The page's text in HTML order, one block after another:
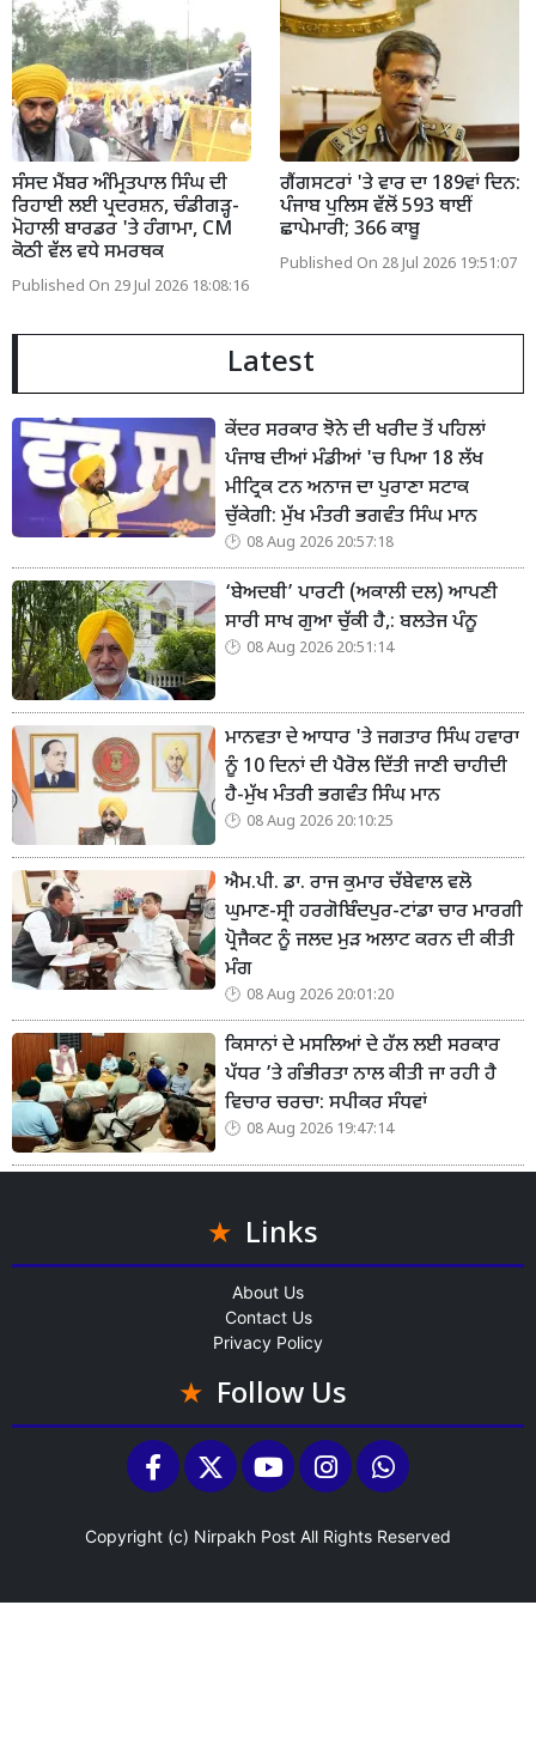
ਸੰਸਦ ਮੈਂਬਰ ਅੰਮ੍ਰਿਤਪਾਲ ਸਿੰਘ ਦੀ
ਰਿਹਾਈ ਲਈ ਪ੍ਰਦਰਸ਼ਨ, ਚੰਡੀਗੜ੍ਹ-
ਮੋਹਾਲੀ ਬਾਰਡਰ 'ਤੇ ਹੰਗਾਮਾ, CM
ਕੋਠੀ ਵੱਲ ਵਧੇ ਸਮਰਥਕ
Published On 29 Jul 2026 18:08:16
ਗੈਂਗਸਟਰਾਂ 'ਤੇ ਵਾਰ ਦਾ 189ਵਾਂ ਦਿਨ:
ਪੰਜਾਬ ਪੁਲਿਸ ਵੱਲੋਂ 593 ਥਾਈਂ
ਛਾਪੇਮਾਰੀ; 366 ਕਾਬੂ
Published On 28 Jul 2026 19:51:07
Latest
ਕੇਂਦਰ ਸਰਕਾਰ ਝੋਨੇ ਦੀ ਖਰੀਦ ਤੋਂ ਪਹਿਲਾਂ
ਪੰਜਾਬ ਦੀਆਂ ਮੰਡੀਆਂ 'ਚ ਪਿਆ 18 ਲੱਖ
ਮੀਟ੍ਰਿਕ ਟਨ ਅਨਾਜ ਦਾ ਪੁਰਾਣਾ ਸਟਾਕ
ਚੁੱਕੇਗੀ: ਮੁੱਖ ਮੰਤਰੀ ਭਗਵੰਤ ਸਿੰਘ ਮਾਨ
08 Aug 2026 20:57:18
‘ਬੇਅਦਬੀ’ ਪਾਰਟੀ (ਅਕਾਲੀ ਦਲ) ਆਪਣੀ
ਸਾਰੀ ਸਾਖ ਗੁਆ ਚੁੱਕੀ ਹੈ,: ਬਲਤੇਜ ਪੰਨੂ
08 Aug 2026 20:51:14
ਮਾਨਵਤਾ ਦੇ ਆਧਾਰ 'ਤੇ ਜਗਤਾਰ ਸਿੰਘ ਹਵਾਰਾ
ਨੂੰ 10 ਦਿਨਾਂ ਦੀ ਪੈਰੋਲ ਦਿੱਤੀ ਜਾਣੀ ਚਾਹੀਦੀ
ਹੈ-ਮੁੱਖ ਮੰਤਰੀ ਭਗਵੰਤ ਸਿੰਘ ਮਾਨ
08 Aug 2026 20:10:25
ਐਮ.ਪੀ. ਡਾ. ਰਾਜ ਕੁਮਾਰ ਚੱਬੇਵਾਲ ਵਲੋ
ਘੁਮਾਣ-ਸ੍ਰੀ ਹਰਗੋਬਿੰਦਪੁਰ-ਟਾਂਡਾ ਚਾਰ ਮਾਰਗੀ
ਪ੍ਰੋਜੈਕਟ ਨੂੰ ਜਲਦ ਮੁੜ ਅਲਾਟ ਕਰਨ ਦੀ ਕੀਤੀ
ਮੰਗ
08 Aug 2026 20:01:20
ਕਿਸਾਨਾਂ ਦੇ ਮਸਲਿਆਂ ਦੇ ਹੱਲ ਲਈ ਸਰਕਾਰ
ਪੱਧਰ ’ਤੇ ਗੰਭੀਰਤਾ ਨਾਲ ਕੀਤੀ ਜਾ ਰਹੀ ਹੈ
ਵਿਚਾਰ ਚਰਚਾ: ਸਪੀਕਰ ਸੰਧਵਾਂ
08 Aug 2026 19:47:14
Links
About Us
Contact Us
Privacy Policy
Follow Us
Copyright (c) Nirpakh Post All Rights Reserved